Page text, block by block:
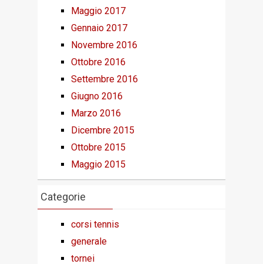
Maggio 2017
Gennaio 2017
Novembre 2016
Ottobre 2016
Settembre 2016
Giugno 2016
Marzo 2016
Dicembre 2015
Ottobre 2015
Maggio 2015
Categorie
corsi tennis
generale
tornei